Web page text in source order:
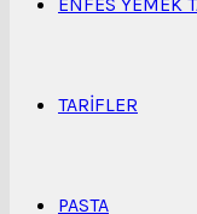
TARIFLER
PASTA